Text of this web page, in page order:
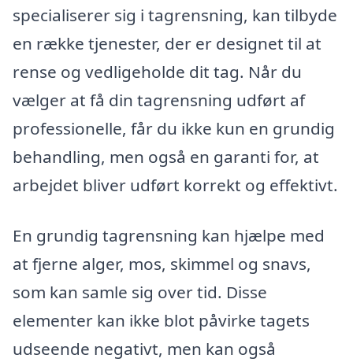
specialiserer sig i tagrensning, kan tilbyde
en række tjenester, der er designet til at
rense og vedligeholde dit tag. Når du
vælger at få din tagrensning udført af
professionelle, får du ikke kun en grundig
behandling, men også en garanti for, at
arbejdet bliver udført korrekt og effektivt.
En grundig tagrensning kan hjælpe med
at fjerne alger, mos, skimmel og snavs,
som kan samle sig over tid. Disse
elementer kan ikke blot påvirke tagets
udseende negativt, men kan også